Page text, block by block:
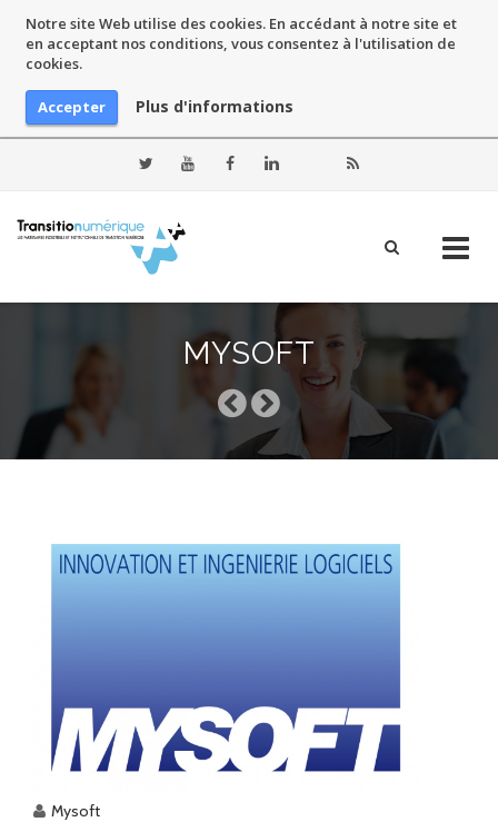
Notre site Web utilise des cookies. En accédant à notre site et
en acceptant nos conditions, vous consentez à l'utilisation de
cookies.
Accepter Plus d'informations
MYSOFT
Mysoft